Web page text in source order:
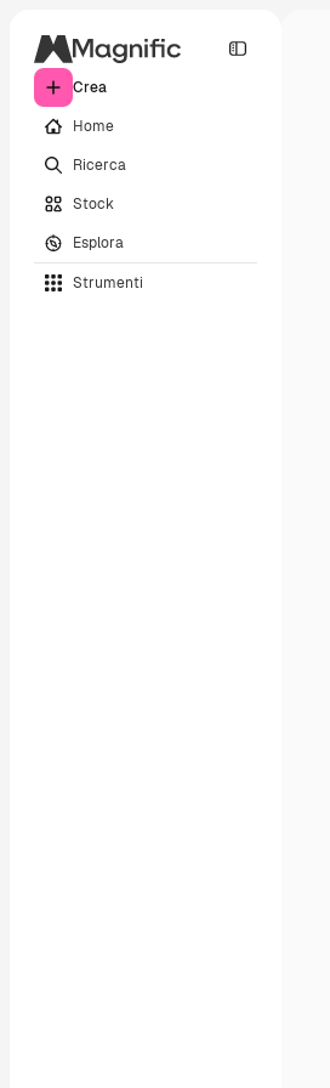
Crea
Home
Ricerca
Stock
Esplora
Strumenti